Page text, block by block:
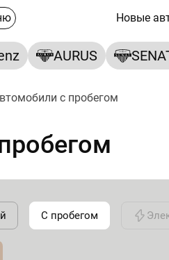
Новые
AURUS
с пробегом
С пробегом